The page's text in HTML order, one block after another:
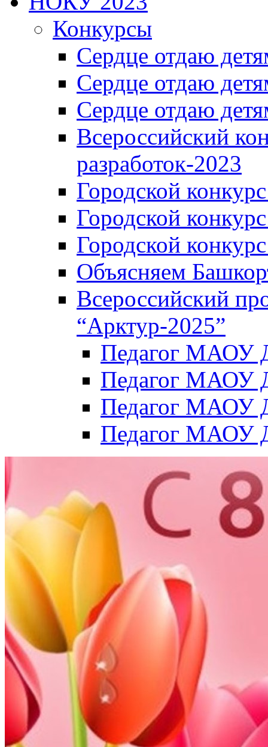
Конкурсы
Сердце отдаю
Сердце отдаю
Сердце отдаю
Всероссийский
разработок-2023
Городской
Городской
Городской
Объясняем
Всероссийский
“Арктур-2025”
Педагог МАОУ
Педагог МАОУ
Педагог МАОУ
Педагог МАОУ